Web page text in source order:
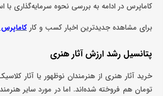
کاماپرس در ادامه به بررسی نحوه سرمایه‌گذاری با
برای مشاهده جدیدترین اخبار کسب و کارکاماپرس
پتانسیل رشد ارزش آثار هنری
خرید آثار هنری از هنرمندان نوظهور یا آثار
تومان هم فروخته شده‌اند. اما در مورد سایر